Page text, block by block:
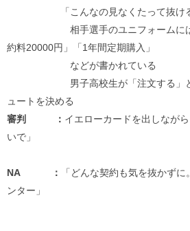
「こんなの見なくたって抜ける
相手選手のユニフォームには「
約料20000円」「1年間定期購入」
などが書かれている
男子高校生が「注文する」と書
ュートを決める
審判 ： イエローカードを出しなが
いで」
NA ：
「どんな契約も気を抜かず
ンター」